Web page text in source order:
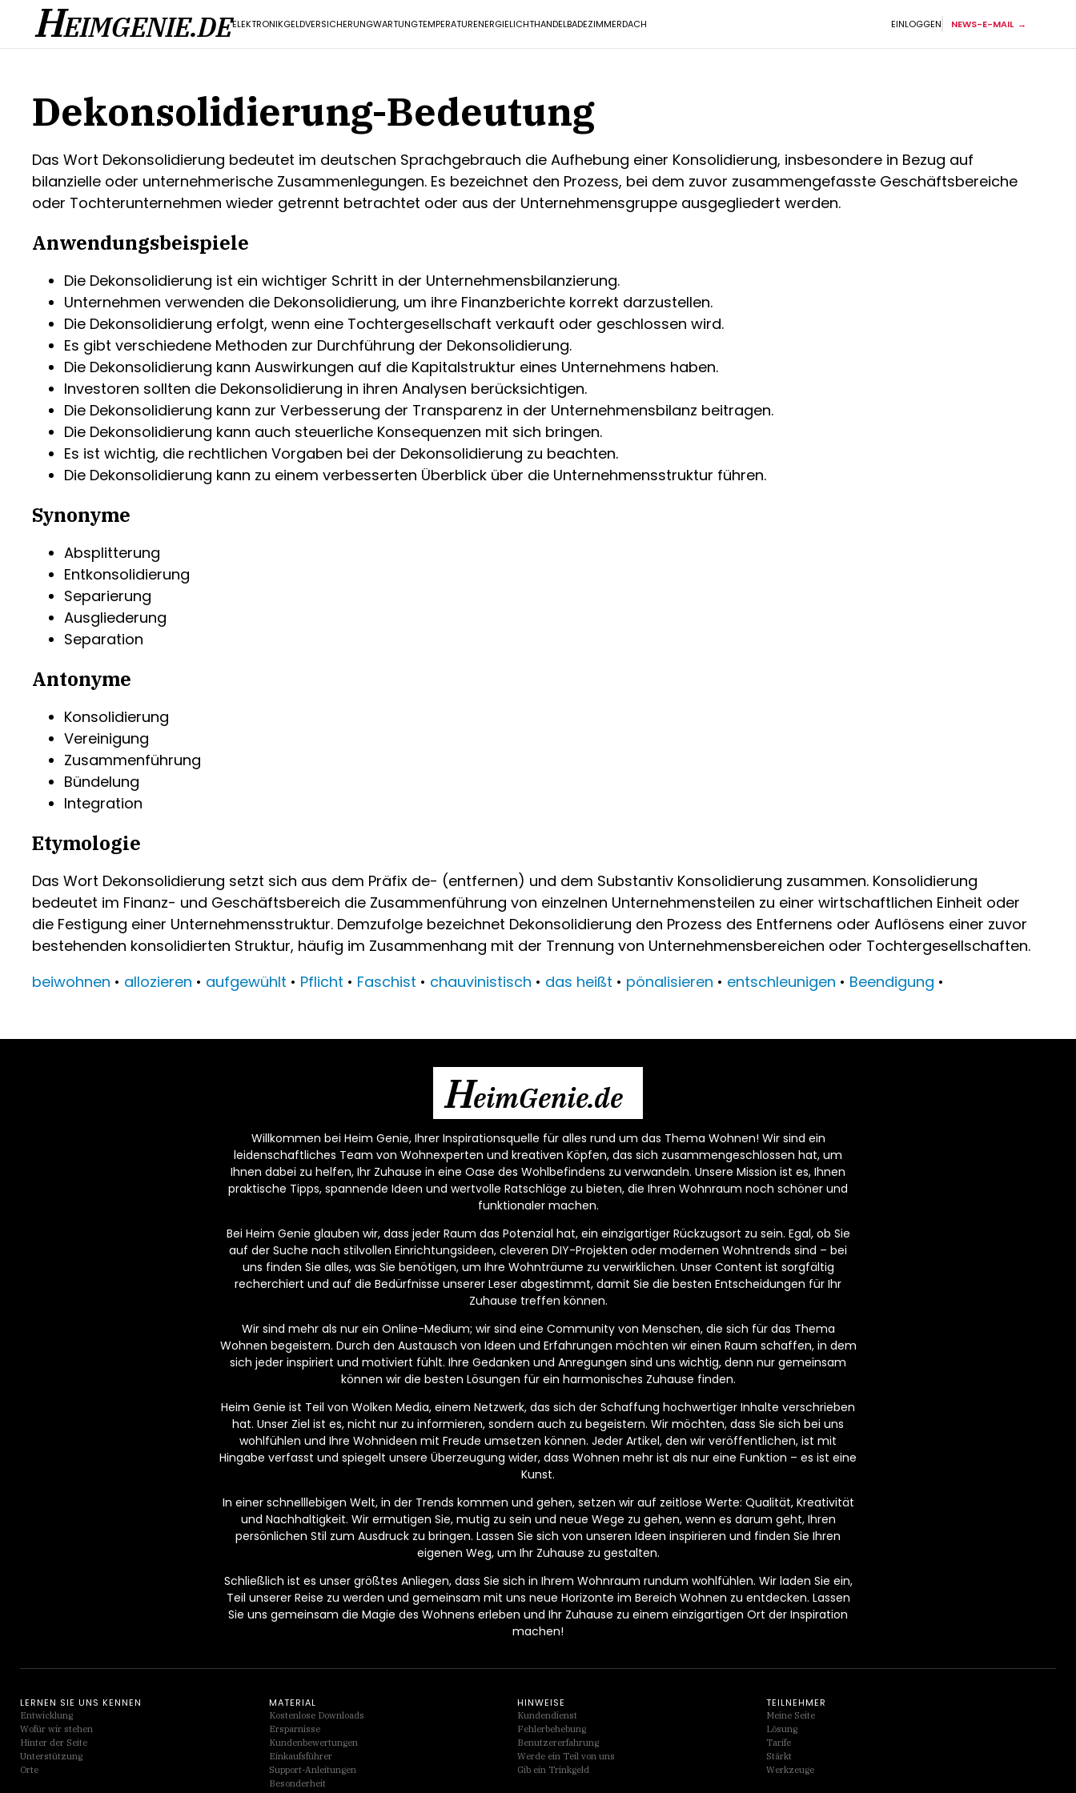
HEIMGENIE.DEELEKTRONIKGELDVERSICHERUNGWARTUNGTEMPERATURENERGIELICHTHANDELBADEZIMMERDACH EINLOGGEN NEWS-E-MAIL
Dekonsolidierung-Bedeutung
Das Wort Dekonsolidierung bedeutet im deutschen Sprachgebrauch die Aufhebung einer Konsolidierung, insbesondere in Bezug auf
bilanzielle oder unternehmerische Zusammenlegungen. Es bezeichnet den Prozess, bei dem zuvor zusammengefasste Geschäftsbereiche
oder Tochterunternehmen wieder getrennt betrachtet oder aus der Unternehmensgruppe ausgegliedert werden.
Anwendungsbeispiele
Die Dekonsolidierung ist ein wichtiger Schritt in der Unternehmensbilanzierung.
Unternehmen verwenden die Dekonsolidierung, um ihre Finanzberichte korrekt darzustellen.
Die Dekonsolidierung erfolgt, wenn eine Tochtergesellschaft verkauft oder geschlossen wird.
Es gibt verschiedene Methoden zur Durchführung der Dekonsolidierung.
Die Dekonsolidierung kann Auswirkungen auf die Kapitalstruktur eines Unternehmens haben.
Investoren sollten die Dekonsolidierung in ihren Analysen berücksichtigen.
Die Dekonsolidierung kann zur Verbesserung der Transparenz in der Unternehmensbilanz beitragen.
Die Dekonsolidierung kann auch steuerliche Konsequenzen mit sich bringen.
Es ist wichtig, die rechtlichen Vorgaben bei der Dekonsolidierung zu beachten.
Die Dekonsolidierung kann zu einem verbesserten Überblick über die Unternehmensstruktur führen.
Synonyme
Absplitterung
Entkonsolidierung
Separierung
Ausgliederung
Separation
Antonyme
Konsolidierung
Vereinigung
Zusammenführung
Bündelung
Integration
Etymologie
Das Wort Dekonsolidierung setzt sich aus dem Präfix de- (entfernen) und dem Substantiv Konsolidierung zusammen. Konsolidierung
bedeutet im Finanz- und Geschäftsbereich die Zusammenführung von einzelnen Unternehmensteilen zu einer wirtschaftlichen Einheit oder
die Festigung einer Unternehmensstruktur. Demzufolge bezeichnet Dekonsolidierung den Prozess des Entfernens oder Auflösens einer zuvor
bestehenden konsolidierten Struktur, häufig im Zusammenhang mit der Trennung von Unternehmensbereichen oder Tochtergesellschaften.
beiwohnen • allozieren • aufgewühlt • Pflicht • Faschist • chauvinistisch • das heißt • pönalisieren • entschleunigen • Beendigung •
HeimGenie.de
Willkommen bei Heim Genie, Ihrer Inspirationsquelle für alles rund um das Thema Wohnen! Wir sind ein
leidenschaftliches Team von Wohnexperten und kreativen Köpfen, das sich zusammengeschlossen hat, um
Ihnen dabei zu helfen, Ihr Zuhause in eine Oase des Wohlbefindens zu verwandeln. Unsere Mission ist es, Ihnen
praktische Tipps, spannende Ideen und wertvolle Ratschläge zu bieten, die Ihren Wohnraum noch schöner und
funktionaler machen.
Bei Heim Genie glauben wir, dass jeder Raum das Potenzial hat, ein einzigartiger Rückzugsort zu sein. Egal, ob Sie
auf der Suche nach stilvollen Einrichtungsideen, cleveren DIY-Projekten oder modernen Wohntrends sind – bei
uns finden Sie alles, was Sie benötigen, um Ihre Wohnträume zu verwirklichen. Unser Content ist sorgfältig
recherchiert und auf die Bedürfnisse unserer Leser abgestimmt, damit Sie die besten Entscheidungen für Ihr
Zuhause treffen können.
Wir sind mehr als nur ein Online-Medium; wir sind eine Community von Menschen, die sich für das Thema
Wohnen begeistern. Durch den Austausch von Ideen und Erfahrungen möchten wir einen Raum schaffen, in dem
sich jeder inspiriert und motiviert fühlt. Ihre Gedanken und Anregungen sind uns wichtig, denn nur gemeinsam
können wir die besten Lösungen für ein harmonisches Zuhause finden.
Heim Genie ist Teil von Wolken Media, einem Netzwerk, das sich der Schaffung hochwertiger Inhalte verschrieben
hat. Unser Ziel ist es, nicht nur zu informieren, sondern auch zu begeistern. Wir möchten, dass Sie sich bei uns
wohlfühlen und Ihre Wohnideen mit Freude umsetzen können. Jeder Artikel, den wir veröffentlichen, ist mit
Hingabe verfasst und spiegelt unsere Überzeugung wider, dass Wohnen mehr ist als nur eine Funktion – es ist eine
Kunst.
In einer schnelllebigen Welt, in der Trends kommen und gehen, setzen wir auf zeitlose Werte: Qualität, Kreativität
und Nachhaltigkeit. Wir ermutigen Sie, mutig zu sein und neue Wege zu gehen, wenn es darum geht, Ihren
persönlichen Stil zum Ausdruck zu bringen. Lassen Sie sich von unseren Ideen inspirieren und finden Sie Ihren
eigenen Weg, um Ihr Zuhause zu gestalten.
Schließlich ist es unser größtes Anliegen, dass Sie sich in Ihrem Wohnraum rundum wohlfühlen. Wir laden Sie ein,
Teil unserer Reise zu werden und gemeinsam mit uns neue Horizonte im Bereich Wohnen zu entdecken. Lassen
Sie uns gemeinsam die Magie des Wohnens erleben und Ihr Zuhause zu einem einzigartigen Ort der Inspiration
machen!
LERNEN SIE UNS KENNEN
Entwicklung
Wofür wir stehen
Hinter der Seite
Unterstützung
Orte
MATERIAL
Kostenlose Downloads
Ersparnisse
Kundenbewertungen
Einkaufsführer
Support-Anleitungen
Besonderheit
HINWEISE
Kundendienst
Fehlerbehebung
Benutzererfahrung
Werde ein Teil von uns
Gib ein Trinkgeld
TEILNEHMER
Meine Seite
Lösung
Tarife
Stärkt
Werkzeuge